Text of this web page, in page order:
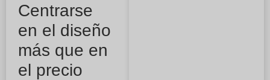
Centrarse
en el diseño
más que en
el precio